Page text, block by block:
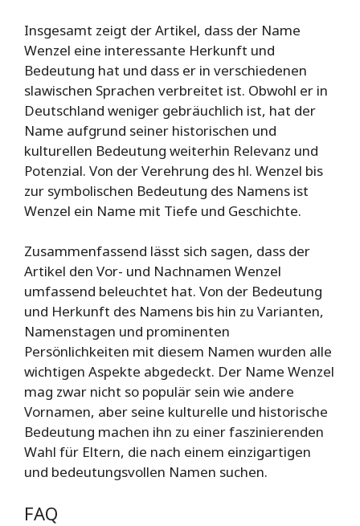
Insgesamt zeigt der Artikel, dass der Name
Wenzel eine interessante Herkunft und
Bedeutung hat und dass er in verschiedenen
slawischen Sprachen verbreitet ist. Obwohl er in
Deutschland weniger gebräuchlich ist, hat der
Name aufgrund seiner historischen und
kulturellen Bedeutung weiterhin Relevanz und
Potenzial. Von der Verehrung des hl. Wenzel bis
zur symbolischen Bedeutung des Namens ist
Wenzel ein Name mit Tiefe und Geschichte.
Zusammenfassend lässt sich sagen, dass der
Artikel den Vor- und Nachnamen Wenzel
umfassend beleuchtet hat. Von der Bedeutung
und Herkunft des Namens bis hin zu Varianten,
Namenstagen und prominenten
Persönlichkeiten mit diesem Namen wurden alle
wichtigen Aspekte abgedeckt. Der Name Wenzel
mag zwar nicht so populär sein wie andere
Vornamen, aber seine kulturelle und historische
Bedeutung machen ihn zu einer faszinierenden
Wahl für Eltern, die nach einem einzigartigen
und bedeutungsvollen Namen suchen.
FAQ